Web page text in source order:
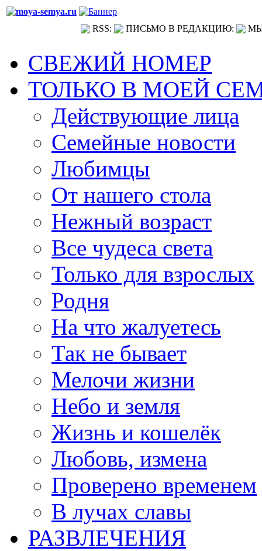
RSS: ПИСЬМО В РЕДАКЦИЮ:
СВЕЖИЙ НОМЕР
ТОЛЬКО В МОЕЙ
Действующие лица
Семейные новости
Любимцы
От нашего стола
Нежный возраст
Все чудеса света
Только для взрослых
Родня
На что жалуетесь
Так не бывает
Мелочи жизни
Небо и земля
Жизнь и кошелёк
Любовь, измена
Проверено временем
В лучах славы
РАЗВЛЕЧЕНИЯ